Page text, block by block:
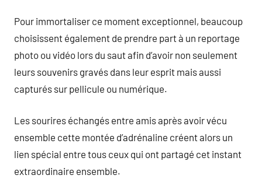
Pour immortaliser ce moment exceptionnel, beaucoup
choisissent également de prendre part à un reportage
photo ou vidéo lors du saut afin d’avoir non seulement
leurs souvenirs gravés dans leur esprit mais aussi
capturés sur pellicule ou numérique.
Les sourires échangés entre amis après avoir vécu
ensemble cette montée d’adrénaline créent alors un
lien spécial entre tous ceux qui ont partagé cet instant
extraordinaire ensemble.